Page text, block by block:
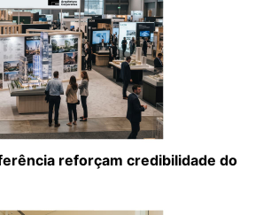
reforçam credibilidade do